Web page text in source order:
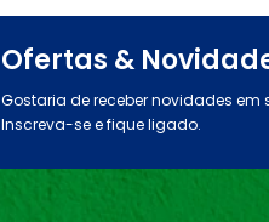
Ofertas &
Gostaria de receber novidades em
Inscreva-se e fique ligado.